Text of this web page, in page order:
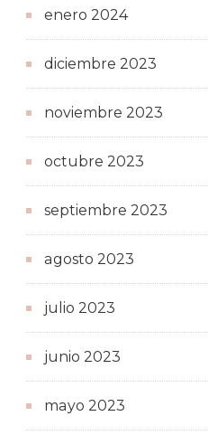
enero 2024
diciembre 2023
noviembre 2023
octubre 2023
septiembre 2023
agosto 2023
julio 2023
junio 2023
mayo 2023